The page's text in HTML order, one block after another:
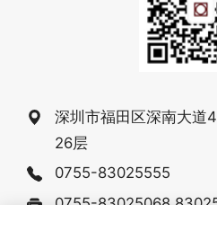
深圳市福田区深南大道
26层
0755-83025555
0755-83025068